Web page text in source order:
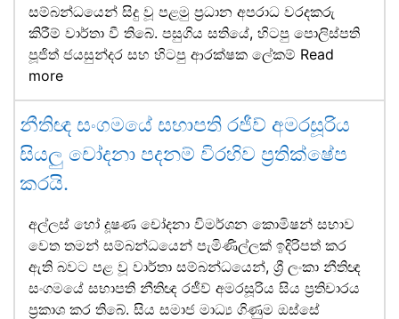
සම්බන්ධයෙන් සිදු වූ පළමු ප්‍රධාන අපරාධ වරදකරු
කිරීම් වාර්තා වී තිබේ. පසුගිය සතියේ, හිටපු පොලිස්පති
පූජිත් ජයසුන්දර සහ හිටපු ආරක්ෂක ලේකම් Read
more
නීතිඥ සංගමයේ සභාපති රජීව් අමරසූරිය
සියලු චෝදනා පදනම් විරහිව ප්‍රතික්ෂේප
කරයි.
අල්ලස් හෝ දූෂණ චෝදනා විමර්ශන කොමිෂන් සභාව
වෙත තමන් සම්බන්ධයෙන් පැමිණිල්ලක් ඉදිරිපත් කර
ඇති බවට පළ වූ වාර්තා සම්බන්ධයෙන්, ශ්‍රී ලංකා නීතිඥ
සංගමයේ සභාපති නීතිඥ රජීව් අමරසූරිය සිය ප්‍රතිචාරය
ප්‍රකාශ කර තිබේ. සිය සමාජ මාධ්‍ය ගිණුම ඔස්සේ